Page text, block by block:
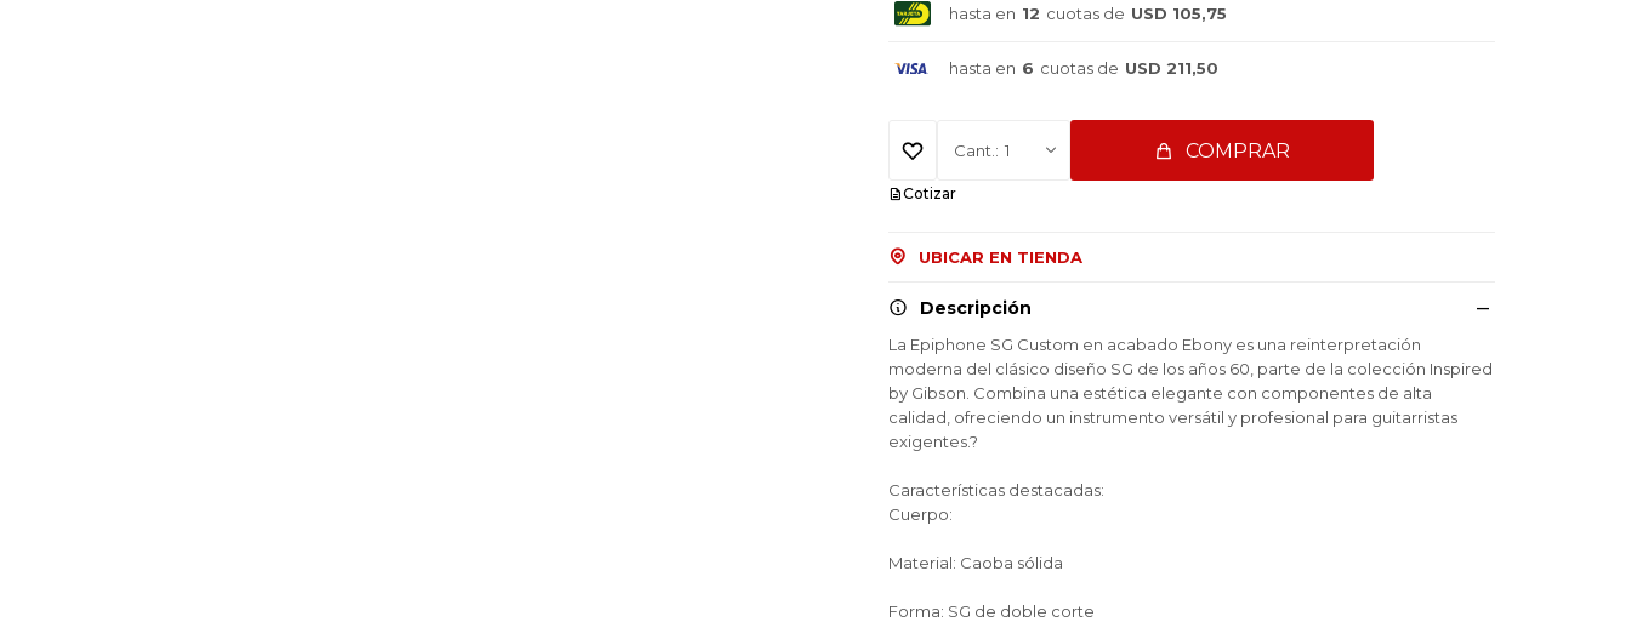
hasta en 12 cuotas de USD 105,75
hasta en 6 cuotas de USD 211,50
1 COMPRAR
Cotizar
UBICAR EN TIENDA
Descripción
La Epiphone SG Custom en acabado Ebony es una reinterpretación
moderna del clásico diseño SG de los años 60, parte de la colección Inspired
by Gibson. Combina una estética elegante con componentes de alta
calidad, ofreciendo un instrumento versátil y profesional para guitarristas
exigentes.?
Características destacadas:
Cuerpo:
Material: Caoba sólida
Forma: SG de doble corte